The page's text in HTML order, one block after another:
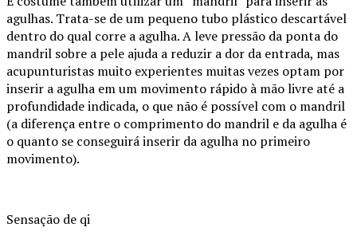
agulhas. Trata-se de um pequeno tubo plástico descartável
dentro do qual corre a agulha. A leve pressão da ponta do
mandril sobre a pele ajuda a reduzir a dor da entrada, mas
acupunturistas muito experientes muitas vezes optam por
inserir a agulha em um movimento rápido à mão livre até a
profundidade indicada, o que não é possível com o mandril
(a diferença entre o comprimento do mandril e da agulha é
o quanto se conseguirá inserir da agulha no primeiro
movimento).
Sensação de qi